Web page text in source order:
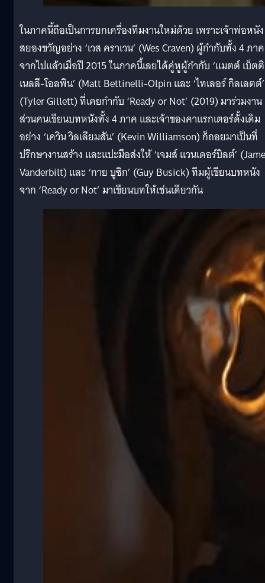
ในภาคนี้ถือเป็นการยกเครื่องทีมงานใหม่ด้วย เพราะเจ้าพ่อหนัง
สยองขวัญอย่าง ‘เวส คราเวน’ (Wes Craven) ผู้กำกับทั้ง 4 ภาค
จากไปแล้วเมื่อปี 2015 ในภาคนี้เลยได้คู่หูผู้กำกับ ‘แมตต์ เบ็ตติ
เนลลี-โอลพิน’ (Matt Bettinelli-Olpin และ ‘ไทเลอร์ กิลเลตต์’
(Tyler Gillett) ที่เคยกำกับ ‘Ready or Not’ (2019) มาร่วมงาน
ส่วนคนเขียนบทหนังทั้ง 4 ภาค และเจ้าของคาแรกเตอร์ดั้งเดิม
อย่าง ‘เควิน วิลเลียมสัน’ (Kevin Williamson) ก็ถอยมาเป็นที่
ปรึกษางานสร้าง และแปะมือส่งให้ ‘เจมส์ แวนเดอร์บิลต์’
Vanderbilt) และ ‘กาย บูซิก’ (Guy Busick) ทีมผู้เขียนบทหนัง
จาก ‘Ready or Not’ มาเขียนบทให้เช่นเดียวกัน